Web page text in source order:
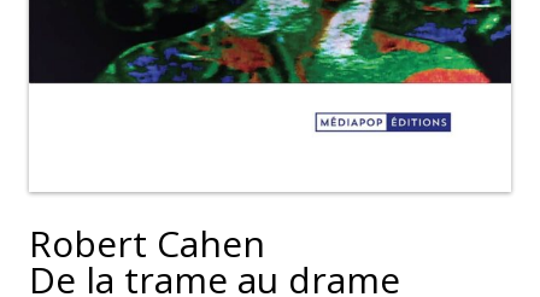
Robert Cahen
De la trame au drame